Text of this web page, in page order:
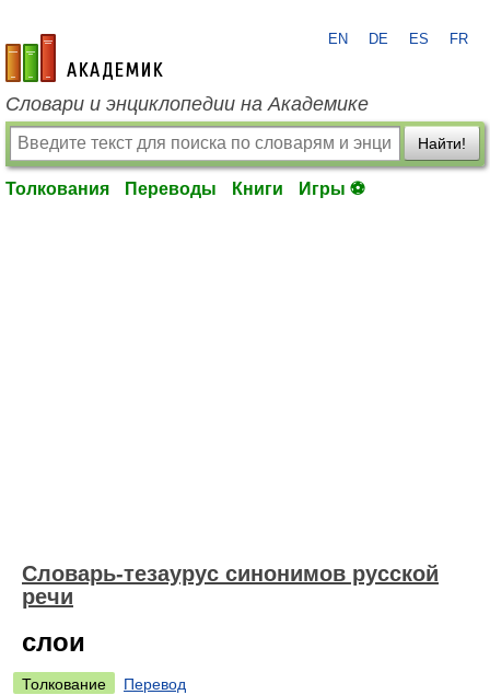
academic.ru
EN DE ES FR
Словари и энциклопедии на Академике
Найти!
Толкования Переводы Книги Игры ⚽
Словарь-тезаурус синонимов русской
речи
слои
Толкование
Перевод